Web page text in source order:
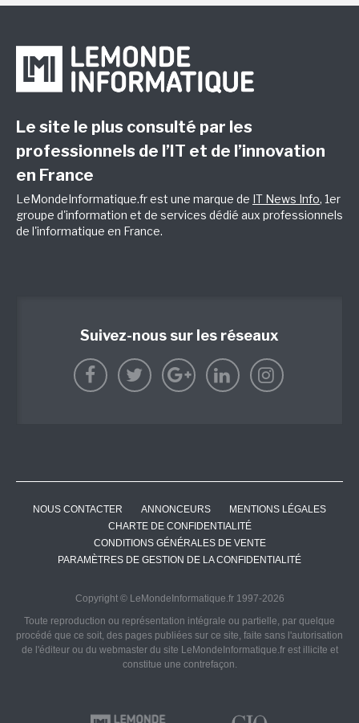
Le site le plus consulté par les
professionnels de l’IT et de l’innovation
en France
LeMondeInformatique.fr est une marque de IT News Info, 1er
groupe d'information et de services dédié aux professionnels
de l'informatique en France.
Suivez-nous sur les réseaux
NOUS CONTACTER ANNONCEURS
MENTIONS LÉGALES
CHARTE DE CONFIDENTIALITÉ
CONDITIONS GÉNÉRALES DE VENTE
PARAMÈTRES DE GESTION DE LA CONFIDENTIALITÉ
Copyright © LeMondeInformatique.fr 1997-2026
Toute reproduction ou représentation intégrale ou partielle, par quelque
procédé que ce soit, des pages publiées sur ce site, faite sans l'autorisation
de l'éditeur ou du webmaster du site LeMondeInformatique.fr est illicite et
constitue une contrefaçon.